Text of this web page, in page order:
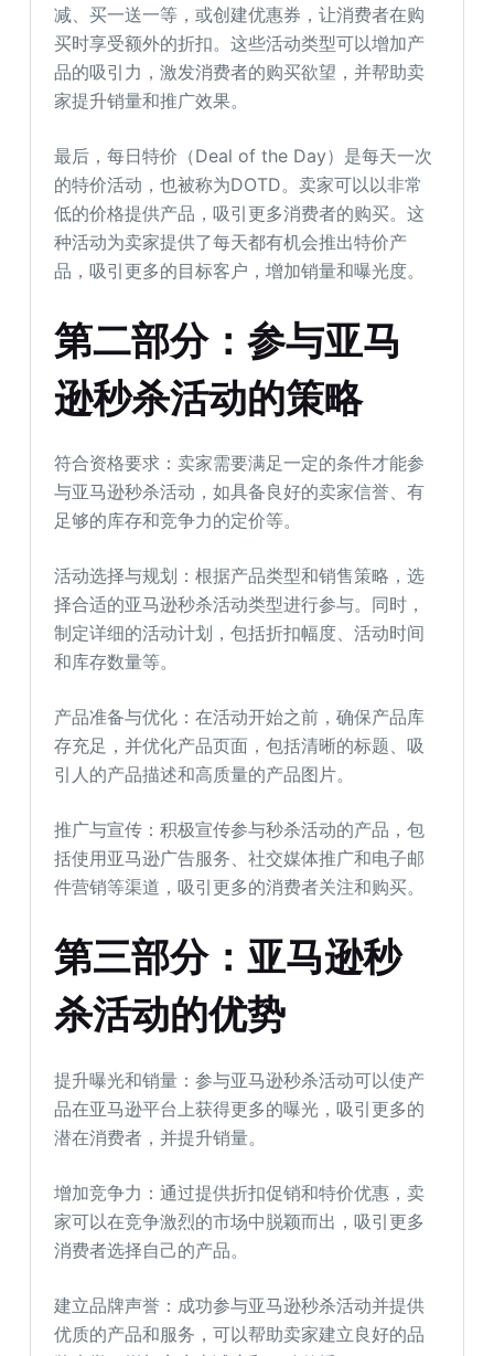
减、买一送一等，或创建优惠券，让消费者在购
买时享受额外的折扣。这些活动类型可以增加产
品的吸引力，激发消费者的购买欲望，并帮助卖
家提升销量和推广效果。
最后，每日特价（Deal of the Day）是每天一次
的特价活动，也被称为DOTD。卖家可以以非常
低的价格提供产品，吸引更多消费者的购买。这
种活动为卖家提供了每天都有机会推出特价产
品，吸引更多的目标客户，增加销量和曝光度。
第二部分：参与亚马
逊秒杀活动的策略
符合资格要求：卖家需要满足一定的条件才能参
与亚马逊秒杀活动，如具备良好的卖家信誉、有
足够的库存和竞争力的定价等。
活动选择与规划：根据产品类型和销售策略，选
择合适的亚马逊秒杀活动类型进行参与。同时，
制定详细的活动计划，包括折扣幅度、活动时间
和库存数量等。
产品准备与优化：在活动开始之前，确保产品库
存充足，并优化产品页面，包括清晰的标题、吸
引人的产品描述和高质量的产品图片。
推广与宣传：积极宣传参与秒杀活动的产品，包
括使用亚马逊广告服务、社交媒体推广和电子邮
件营销等渠道，吸引更多的消费者关注和购买。
第三部分：亚马逊秒
杀活动的优势
提升曝光和销量：参与亚马逊秒杀活动可以使产
品在亚马逊平台上获得更多的曝光，吸引更多的
潜在消费者，并提升销量。
增加竞争力：通过提供折扣促销和特价优惠，卖
家可以在竞争激烈的市场中脱颖而出，吸引更多
消费者选择自己的产品。
建立品牌声誉：成功参与亚马逊秒杀活动并提供
优质的产品和服务，可以帮助卖家建立良好的品